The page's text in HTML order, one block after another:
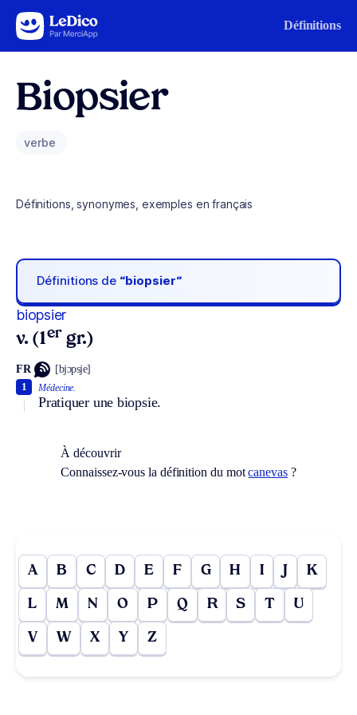
Aller au contenu Définitions
Biopsier
verbe
Définitions, synonymes, exemples en français
Définitions de “biopsier“
biopsier
v. (1er gr.)
FR [bjɔpsje]
Médecine.
Pratiquer une biopsie.
1
À découvrir
Connaissez-vous la définition du motcanevas?
A B C D E F G H I J K
L M N O P Q R S T U
V W X Y Z